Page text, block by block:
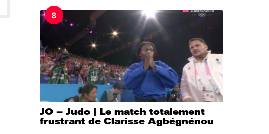
8
JO – Judo | Le match totalement
frustrant de Clarisse Agbégnénou